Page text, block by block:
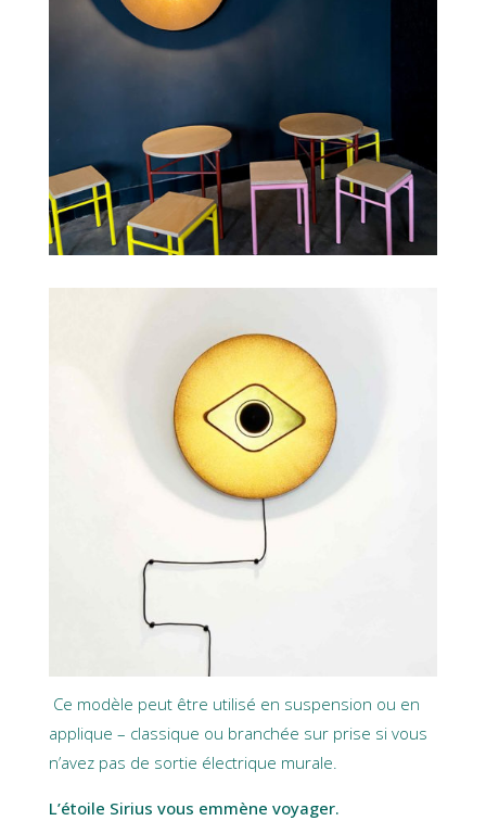
Ce modèle peut être utilisé en suspension ou en
applique – classique ou branchée sur prise si vous
n’avez pas de sortie électrique murale.
L’étoile Sirius vous emmène voyager.